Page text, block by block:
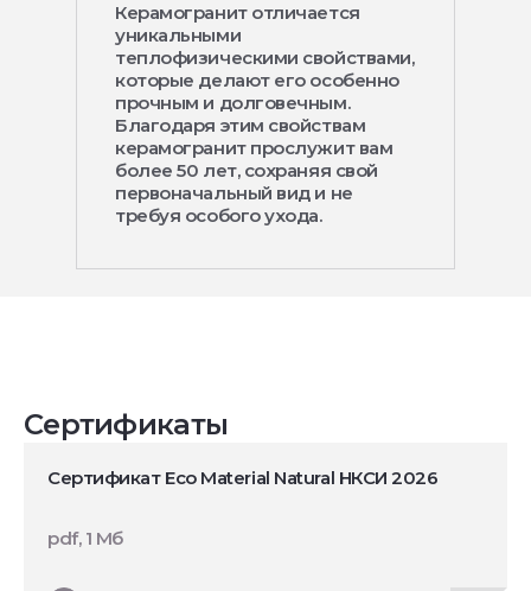
Керамогранит отличается
уникальными
теплофизическими свойствами,
которые делают его особенно
прочным и долговечным.
Благодаря этим свойствам
керамогранит прослужит вам
более 50 лет, сохраняя свой
первоначальный вид и не
требуя особого ухода.
Сертификаты
Сертификат Eco Material Natural НКСИ 2026
pdf, 1 Мб